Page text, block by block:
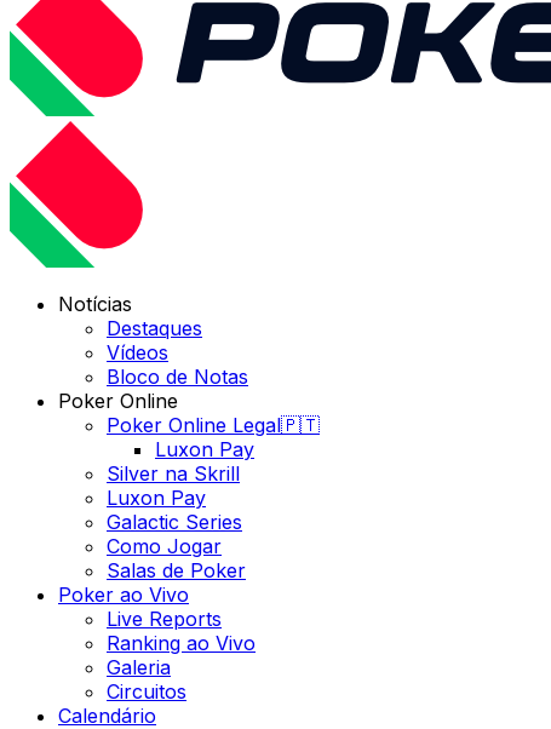
Notícias
Destaques
Vídeos
Bloco de Notas
Poker Online
Poker Online Legal🇵🇹
Luxon Pay
Silver na Skrill
Luxon Pay
Galactic Series
Como Jogar
Salas de Poker
Poker ao Vivo
Live Reports
Ranking ao Vivo
Galeria
Circuitos
Calendário